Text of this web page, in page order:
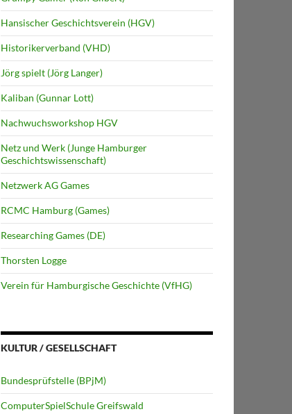
Hansischer Geschichtsverein (HGV)
Historikerverband (VHD)
Jörg spielt (Jörg Langer)
Kaliban (Gunnar Lott)
Nachwuchsworkshop HGV
Netz und Werk (Junge Hamburger
Geschichtswissenschaft)
Netzwerk AG Games
RCMC Hamburg (Games)
Researching Games (DE)
Thorsten Logge
Verein für Hamburgische Geschichte (VfHG)
KULTUR / GESELLSCHAFT
Bundesprüfstelle (BPjM)
ComputerSpielSchule Greifswald